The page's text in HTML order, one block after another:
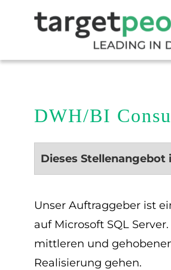
DWH/BI
Dieses
Unser Auftraggeber ist
auf Microsoft SQL
mittleren und
Realisierung gehen.